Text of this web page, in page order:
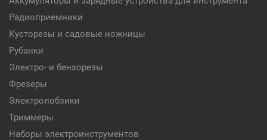
Радиоприемники
Кусторезы и садовые ножницы
Рубанки
Электро- и бензорезы
Фрезеры
Электролобзики
Триммеры
Наборы электроинструментов